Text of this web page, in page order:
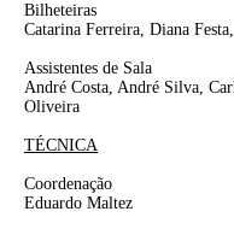
Bilheteiras
Catarina Ferreira, Diana
Assistentes de Sala
André Costa, André Silva,
Oliveira
TÉCNICA
Coordenação
Eduardo Maltez